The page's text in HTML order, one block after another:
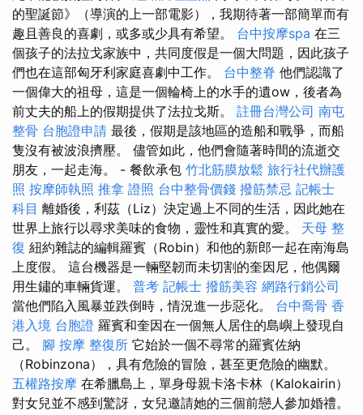
的聖誕節》（導演的上一部電影），我期待著一部簡單而有
趣且善良的喜劇，或多或少具有希望。 台中按摩spa 在三
個孩子的法拉戈家族中，共同度假是一個大問題，因此孩子
們也在這部匈牙利家庭喜劇中工作。 台中整脊 他們認識了
一個偉大的祖母，這是一個輪椅上的水手的遺ow，後者為
前丈夫的船上的假期提供了法拉戈斯。 註冊台灣公司 南屯
整骨 台胞證申請 最後，假期是該地區的造船和戰爭，而船
隻沒有被波浪擠壓。 儘管如此，他們會隨著時間的流逝交
朋友，一起走海。 - 餐飲承包 竹北筋膜放鬆 旅行社代辦護
照 按摩師執照 推拿 證照 台中整骨價錢 撥筋禁忌 記帳士
科目 離婚後，利茲（Liz）決定過上不同的生活，因此她在
世界上旅行以尋求美味的食物，靈性和真實的愛。 天母 整
復 紐約雜誌的編輯羅賓（Robin）和他的新郎一起在南海島
上度假。 這台機器是一輛堅韌而未切割的奎因尼，他偶爾
用生鏽的車輛貨運。 普考 記帳士 撥筋美容 網路行銷公司
當他們陷入風暴並跌倒時，情況進一步惡化。 台中喬骨 香
港入境 台胞證 羅賓和奎因在一個無人居住的島嶼上發現自
己。 腳 按摩 整復所 它始於一個不尋常的羅賓佐納
（Robinzona），具有危險的冒險，甚至更危險的幽默。
五權路按摩 在希臘島上，單身母親卡洛卡林（Kalokairin）
對女兒並不感到驚訝，女兒邀請她的三個前戀人參加婚禮。